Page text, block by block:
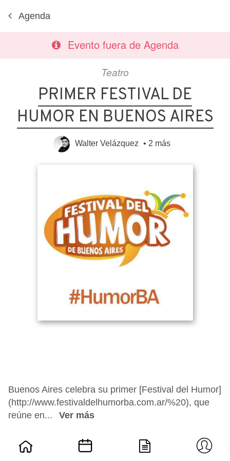
Agenda
Evento fuera de Agenda
Teatro
PRIMER FESTIVAL DE
HUMOR EN BUENOS AIRES
Walter Velázquez • 2 más
Buenos Aires celebra su primer [Festival del Humor]
(http://www.festivaldelhumorba.com.ar/%20), que
reúne en...
Ver más